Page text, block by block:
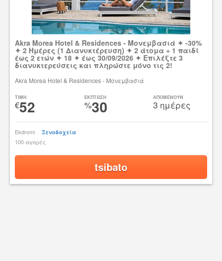
Akra Morea Hotel & Residences - Μονεμβασιά ✦ -30%
✦ 2 Ημέρες (1 Διανυκτέρευση) ✦ 2 άτομα + 1 παιδί
έως 2 ετών ✦ 18 ✦ έως 30/09/2026 ✦ Επιλέξτε 3
διανυκτερεύσεις και πληρώστε μόνο τις 2!
Akra Morea Hotel & Residences - Μονεμβασιά
TIMH
€52 ΕΚΠΤΩΣΗ
%30 ΑΠΟΜΕΝΟΥΝ
3 ημέρες
Ekdromi Ξενοδοχεία
100 αγορές
tsibato